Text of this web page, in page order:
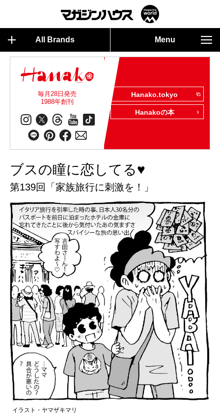
All Brands Menu
毎月28日発売
1988年創刊
Hanako.tokyo
Hanakoの本
ブスの瞳に恋してる♥
第139回「家族旅行に刺激を！」
イラスト・ヤマザキマリ